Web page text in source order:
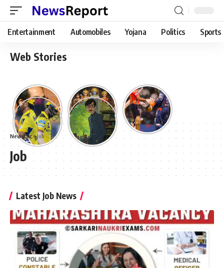
Entertainment Automobiles Yojana Politics Sports
Web Stories
Newstkc>Job
Job
Latest Job News